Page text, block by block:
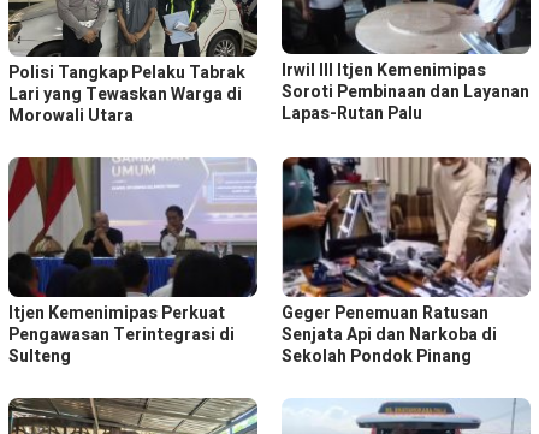
Polisi Tangkap Pelaku Tabrak
Lari yang Tewaskan Warga di
Morowali Utara
Irwil III Itjen Kemenimipas
Soroti Pembinaan dan Layanan
Lapas-Rutan Palu
Itjen Kemenimipas Perkuat
Pengawasan Terintegrasi di
Sulteng
Geger Penemuan Ratusan
Senjata Api dan Narkoba di
Sekolah Pondok Pinang